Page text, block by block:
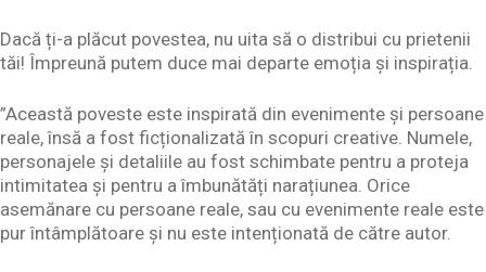
Dacă ți-a plăcut povestea, nu uita să o distribui cu prietenii
tăi! Împreună putem duce mai departe emoția și inspirația.
”Această poveste este inspirată din evenimente și persoane
reale, însă a fost ficționalizată în scopuri creative. Numele,
personajele și detaliile au fost schimbate pentru a proteja
intimitatea și pentru a îmbunătăți narațiunea. Orice
asemănare cu persoane reale, sau cu evenimente reale este
pur întâmplătoare și nu este intenționată de către autor.